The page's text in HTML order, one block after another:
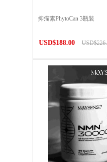
抑瘤素PhytoCan 3瓶装
USD$188.00